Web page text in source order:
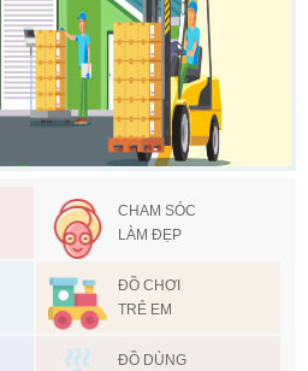
CHAM SÓC
LÀM ĐẸP
ĐỒ CHƠI
TRẺ EM
ĐỒ DÙNG